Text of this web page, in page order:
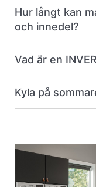
Hur långt kan
och innedel?
Vad är en
Kyla på